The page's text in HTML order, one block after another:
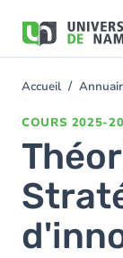
contenu
You
Accueil
COURS 2025-